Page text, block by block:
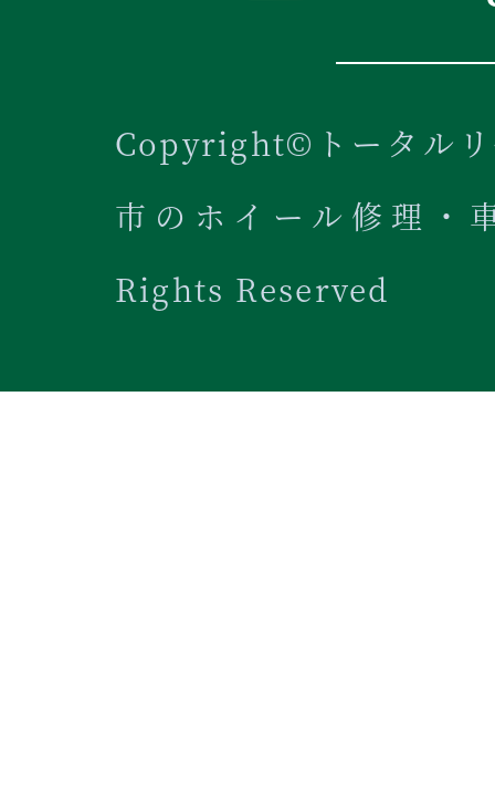
Copyright©トータルリ
市のホイール修理・
Rights Reserved